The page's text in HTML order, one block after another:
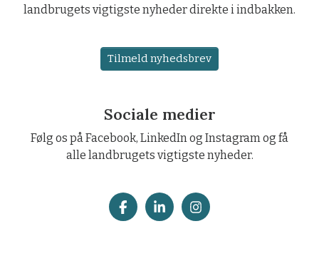
landbrugets vigtigste nyheder direkte i indbakken.
Tilmeld nyhedsbrev
Sociale medier
Følg os på Facebook, LinkedIn og Instagram og få
alle landbrugets vigtigste nyheder.